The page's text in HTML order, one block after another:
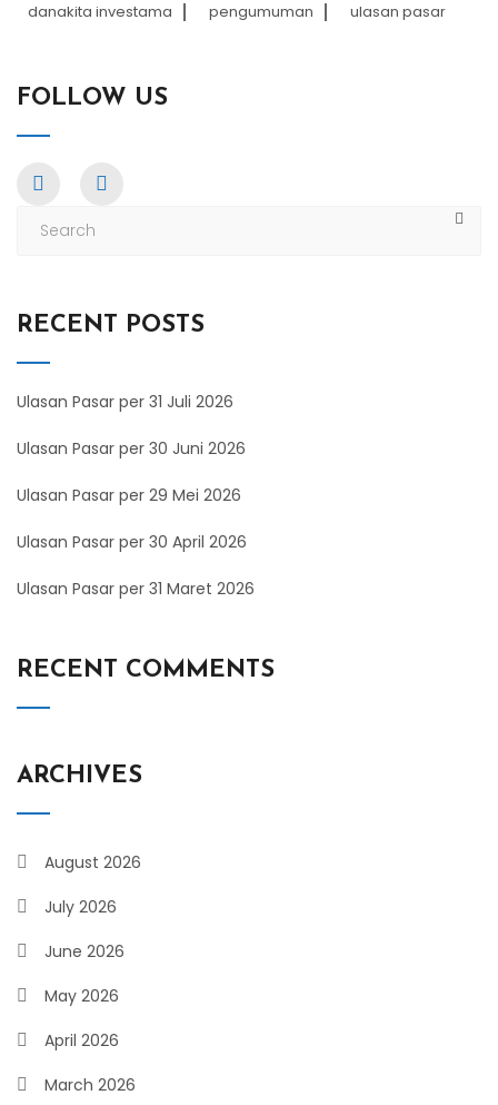
danakita investama pengumuman ulasan pasar
FOLLOW US
RECENT POSTS
Ulasan Pasar per 31 Juli 2026
Ulasan Pasar per 30 Juni 2026
Ulasan Pasar per 29 Mei 2026
Ulasan Pasar per 30 April 2026
Ulasan Pasar per 31 Maret 2026
RECENT COMMENTS
ARCHIVES
August 2026
July 2026
June 2026
May 2026
April 2026
March 2026